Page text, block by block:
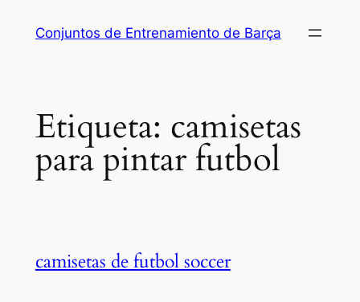
Conjuntos de Entrenamiento de Barça
Etiqueta: camisetas
para pintar futbol
camisetas de futbol soccer